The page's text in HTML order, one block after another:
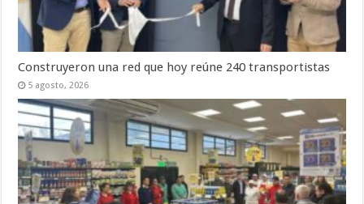
Construyeron una red que hoy reúne 240 transportistas
5 agosto, 2026